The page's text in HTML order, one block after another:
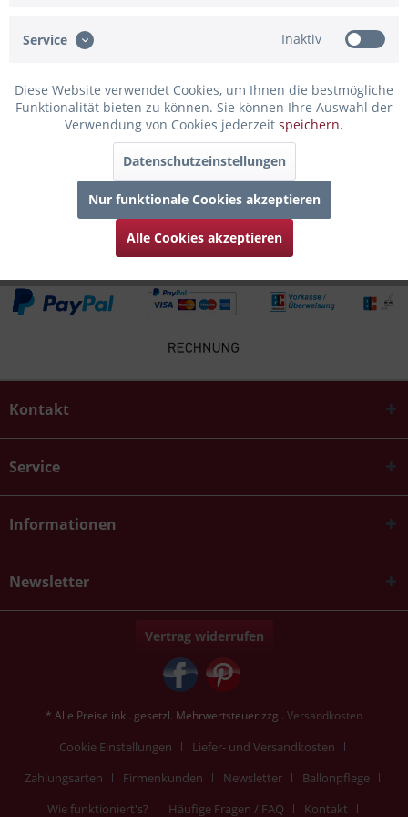
Infos zum Hersteller
Folgende Infos zum Hersteller sind verfübar......mehr
Zubehör 4
Kunden kauften auch
Kunden haben sich ebenfalls angesehen
Kontakt
Service
Informationen
Newsletter
Vertrag widerrufen
* Alle Preise inkl. gesetzl. Mehrwertsteuer zzgl. Versandkosten
Cookie Einstellungen
Liefer- und Versandkosten
Zahlungsarten
Firmenkunden Newsletter
Ballonpflege
Wie funktioniert's?
Häufige Fragen / FAQ Kontakt
Service Inaktiv
Diese Website verwendet Cookies, um Ihnen die bestmögliche
Funktionalität bieten zu können. Sie können Ihre Auswahl der
Verwendung von Cookies jederzeit speichern.
Datenschutzeinstellungen
Nur funktionale Cookies akzeptieren
Alle Cookies akzeptieren